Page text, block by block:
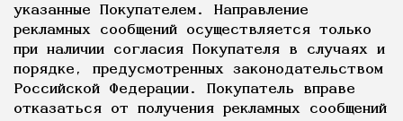
указанные Покупателем. Направление
рекламных сообщений осуществляется только
при наличии согласия Покупателя в случаях и
порядке, предусмотренных законодательством
Российской Федерации. Покупатель вправе
отказаться от получения рекламных сообщений